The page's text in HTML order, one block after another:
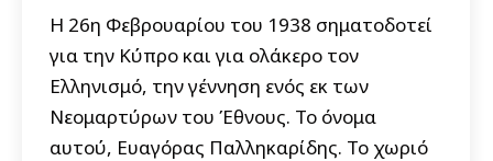
Η 26η Φεβρουαρίου του 1938 σηματοδοτεί
για την Κύπρο και για ολάκερο τον
Ελληνισμό, την γέννηση ενός εκ των
Νεομαρτύρων του Έθνους. Το όνομα
αυτού, Ευαγόρας Παλληκαρίδης. Το χωριό